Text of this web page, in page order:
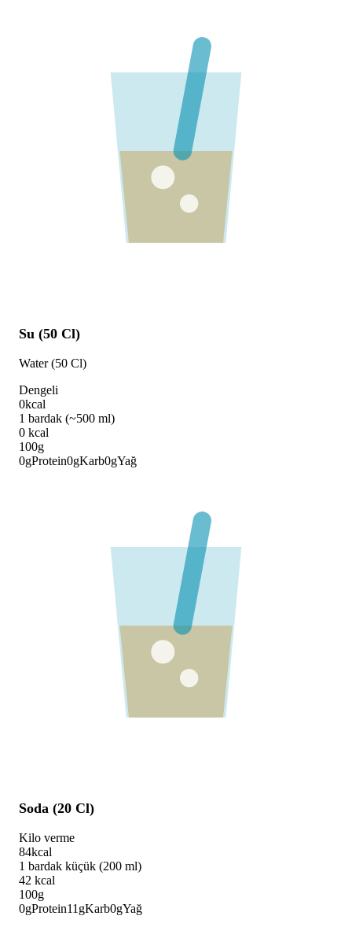
Su (50 Cl)
Water (50 Cl)
Dengeli
0kcal
1 bardak (~500 ml)
0 kcal
100g
0gProtein0gKarb0gYağ
Soda (20 Cl)
Kilo verme
84kcal
1 bardak küçük (200 ml)
42 kcal
100g
0gProtein11 gKarb0gYağ